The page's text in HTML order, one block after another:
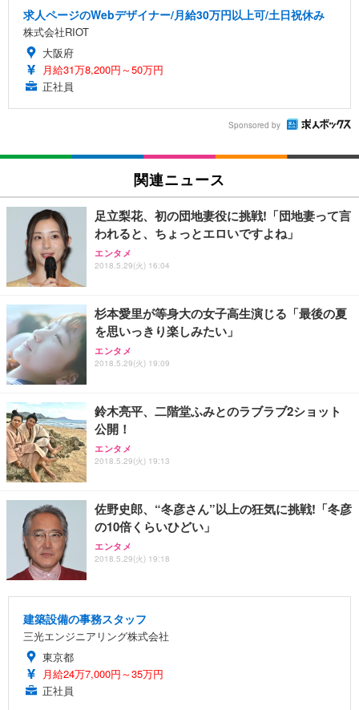
求人ページのWebデザイナー/月給30万円以上可/土日祝休み
株式会社RIOT
大阪府
月給31万8,200円～50万円
正社員
Sponsored by
関連ニュース
足立梨花、初の団地妻役に挑戦!「団地妻って言
われると、ちょっとエロいですよね」
エンタメ
2018.5.29(火) 16:04
杉本愛里が等身大の女子高生演じる「最後の夏
を思いっきり楽しみたい」
エンタメ
2018.5.29(火) 19:09
鈴木亮平、二階堂ふみとのラブラブ2ショット
公開！
エンタメ
2018.5.29(火) 19:13
佐野史郎、“冬彦さん”以上の狂気に挑戦!「冬彦
の10倍くらいひどい」
エンタメ
2018.5.29(火) 19:18
建築設備の事務スタッフ
三光エンジニアリング株式会社
東京都
月給24万7,000円～35万円
正社員